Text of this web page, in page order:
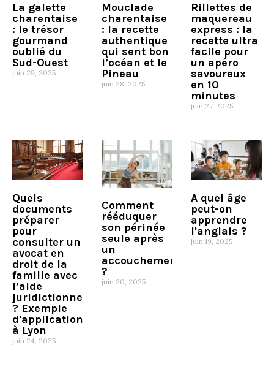
La galette
charentaise
: le trésor
gourmand
oublié du
Sud-Ouest
juin 29, 2025
Mouclade
charentaise
: la recette
authentique
qui sent bon
l’océan et le
Pineau
juin 28, 2025
Rillettes de
maquereau
express : la
recette ultra
facile pour
un apéro
savoureux
en 10
minutes
juin 27, 2025
Quels
documents
préparer
pour
consulter un
avocat en
droit de la
famille avec
l’aide
juridictionnelle
? Exemple
d'application
à Lyon
juin 24, 2025
Comment
rééduquer
son périnée
seule après
un
accouchement
?
juin 20, 2025
A quel âge
peut-on
apprendre
l'anglais ?
juin 19, 2025